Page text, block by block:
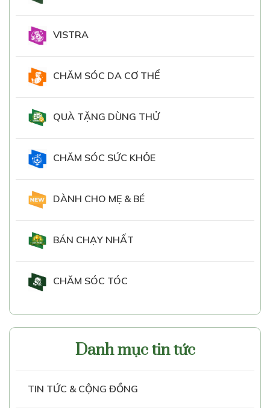
VISTRA
CHĂM SÓC DA CƠ THỂ
QUÀ TẶNG DÙNG THỬ
CHĂM SÓC SỨC KHỎE
DÀNH CHO MẸ & BÉ
BÁN CHẠY NHẤT
CHĂM SÓC TÓC
Danh mục tin tức
TIN TỨC & CỘNG ĐỒNG